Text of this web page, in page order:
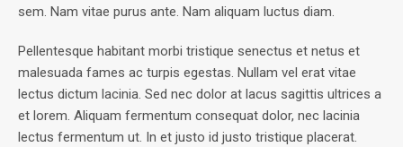
sem. Nam vitae purus ante. Nam aliquam luctus diam.
Pellentesque habitant morbi tristique senectus et netus et
malesuada fames ac turpis egestas. Nullam vel erat vitae
lectus dictum lacinia. Sed nec dolor at lacus sagittis ultrices a
et lorem. Aliquam fermentum consequat dolor, nec lacinia
lectus fermentum ut. In et justo id justo tristique placerat.